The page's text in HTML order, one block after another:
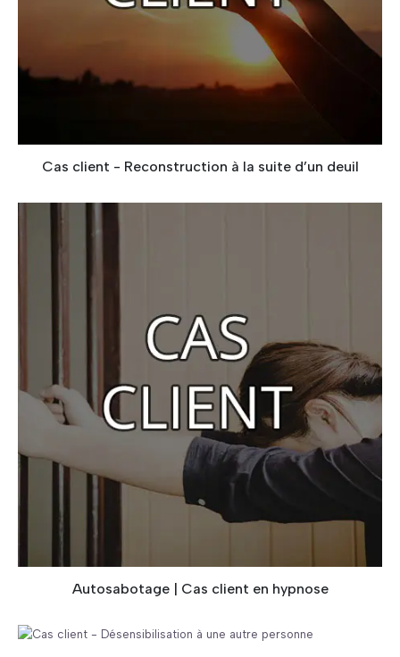
Cas client - Reconstruction à la suite d’un deuil
Autosabotage | Cas client en hypnose